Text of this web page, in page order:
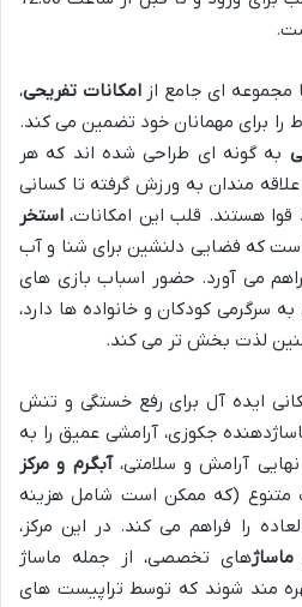
مجموعه ای جامع ازامکانات تفریحی،
را برای مهمانان خود تضمین می کند.
به گونه ای طراحی شده اند که هر
مندان به ورزش گرفته تا کسانی
هستند. قلب این امکانات، استخر
که فضایی دلنشین برای شنا و آب
می آورد. حضور اسباب بازی های
به سرگرمی کودکان و خانواده ها دارد،
سنین لذت بخش تر می کند.
ایده آل برای رفع خستگی و تنش
جکوزی، آرامشی عمیق را به
نهایی آرامش و سلامتی،آبگرم و مرکز
متنوع (که ممکن است شامل هزینه
را فراهم می کند. در این مرکز،
ماساژهای تخصصی، از جمله ماساژ
مند شوند که توسط تراپیست های